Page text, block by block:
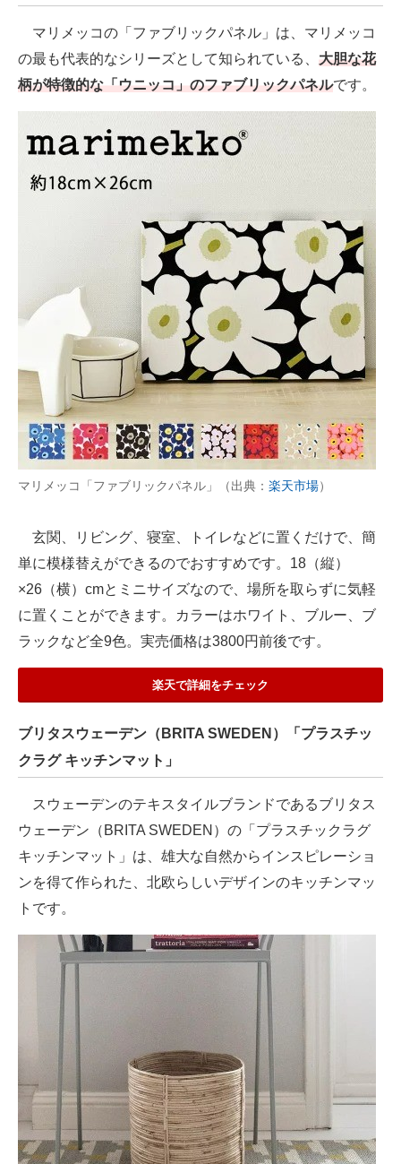
マリメッコの「ファブリックパネル」は、マリメッコ
の最も代表的なシリーズとして知られている、 大胆な花
柄が特徴的な「ウニッコ」のファブリックパネルです。
マリメッコ「ファブリックパネル」（出典： 楽天市場）
玄関、リビング、寝室、トイレなどに置くだけで、簡
単に模様替えができるのでおすすめです。18（縦）
×26（横）cmとミニサイズなので、場所を取らずに気軽
に置くことができます。カラーはホワイト、ブルー、ブ
ラックなど全9色。実売価格は3800円前後です。
楽天で詳細をチェック
ブリタスウェーデン（BRITA SWEDEN）「プラスチッ
クラグ キッチンマット」
スウェーデンのテキスタイルブランドであるブリタス
ウェーデン（BRITA SWEDEN）の「プラスチックラグ
キッチンマット」は、雄大な自然からインスピレーショ
ンを得て作られた、北欧らしいデザインのキッチンマッ
トです。